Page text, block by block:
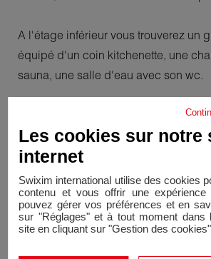
A l'étage inférieur vous trouverez un
équipé d'un coin kitchenette, une
sauna, une salle d'eau avec son wc.
De nombreux rangements, une cave
buanderie, un atelier, un cellier, un
piscine chauffée, un cabanon de
stationnements dans la cour
La villa est sécurisée par un portail
Ce bien est disponible dès à présent.
Les cookies sur notre
internet
Swixim international utilise des cookies
contenu et vous offrir une
pouvez gérer vos préférences et en
sur "Réglages" et à tout moment dans
site en cliquant sur "Gestion des